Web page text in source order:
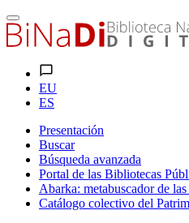
EU
ES
Presentación
Buscar
Búsqueda avanzada
Portal de las Bibliotecas
Abarka: metabuscador de
Catálogo colectivo del